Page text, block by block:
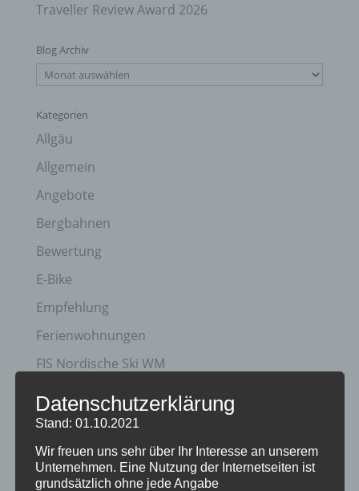
Traveller Review Award 2026
Blog Archiv
Blog
Kategorien
Allgäu
Allgemein
Angebote
Bergbahnen
Bewertung
E-Bike
Empfehlung
Ferienwohnungen
FIS Nordische Ski WM
Gesundheit
Haus Partale
Info
Datenschutzerklärung
Stand: 01.10.2021
Wir freuen uns sehr über Ihr Interesse an unserem
Unternehmen. Eine Nutzung der Internetseiten ist
grundsätzlich ohne jede Angabe